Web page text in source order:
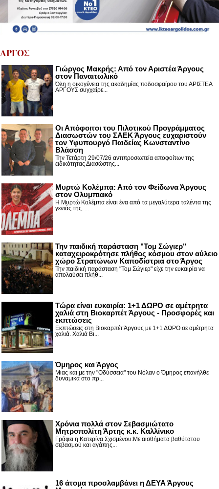
ΑΡΓΟΣ
Γιώργος Μακρής: Από τον Αριστέα Άργους
στον Παναιτωλικό
Όλη η οικογένεια της ακαδημίας ποδοσφαίρου του ΑΡΙΣΤΕΑ
ΑΡΓΟΥΣ συγχαίρε...
Οι Απόφοιτοι του Πιλοτικού Προγράμματος
Διασωστών του ΣΑΕΚ Άργους ευχαριστούν
τον Υφυπουργό Παιδείας Κωνσταντίνο
Βλάσση
Την Τετάρτη 29/07/26 αντιπροσωπεία αποφοίτων της
ειδικότητας Διασώστης...
Μυρτώ Κολέμπα: Από τον Φείδωνα Άργους
στον Ολυμπιακό
Η Μυρτώ Κολέμπα είναι ένα από τα μεγαλύτερα ταλέντα της
γενιάς της. ...
Την παιδική παράσταση "Τομ Σώγιερ"
καταχειροκρότησε πλήθος κόσμου στον αύλειο
χώρο Στρατώνων Καποδίστρια στο Άργος
Την παιδική παράσταση "Τομ Σώγιερ" είχε την ευκαιρία να
απολαύσει πλήθ...
Τώρα είναι ευκαιρία: 1+1 ΔΩΡΟ σε αμέτρητα
χαλιά στη Βιοκαρπέτ Άργους - Προσφορές και
εκπτώσεις
Εκπτώσεις στη Βιοκαρπέτ Άργους με 1+1 ΔΩΡΟ σε αμέτρητα
χαλιά. Χαλιά Βι...
Όμηρος και Άργος
Μιας και με την "Οδύσσεια" του Νόλαν ο Όμηρος επανήλθε
δυναμικά στο πρ...
Χρόνια πολλά στον Σεβασμιώτατο
Μητροπολίτη Άρτης κ.κ. Καλλίνικο
Γράφει η Κατερίνα Σχισμένου:Με αισθήματα βαθύτατου
σεβασμού και αγάπης...
16 άτομα προσλαμβάνει η ΔΕΥΑ Άργους